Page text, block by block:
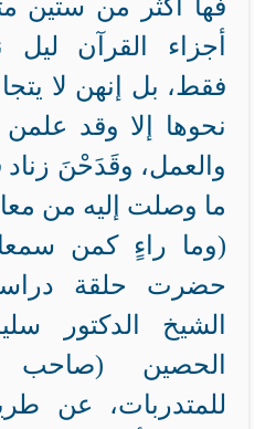
فها أكثر من ستين
أجزاء القرآن ليل
فقط، بل إنهن لا
نحوها إلا وقد
والعمل، وقَدَحْنَ زناد
ما وصلت إليه من
(وما راءٍ كمن
حضرت حلقة
الشيخ الدكتور
الحصين (صاحب
للمتدربات، عن